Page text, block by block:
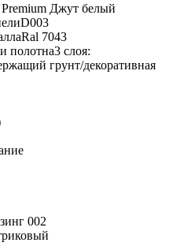
Джут белый
D003
Ral 7043
полотна3 слоя:
грунт/декоративная
002